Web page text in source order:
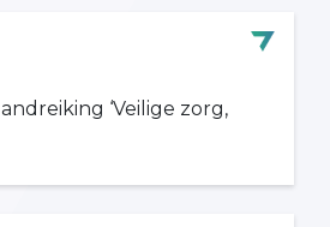
‘Veilige zorg,